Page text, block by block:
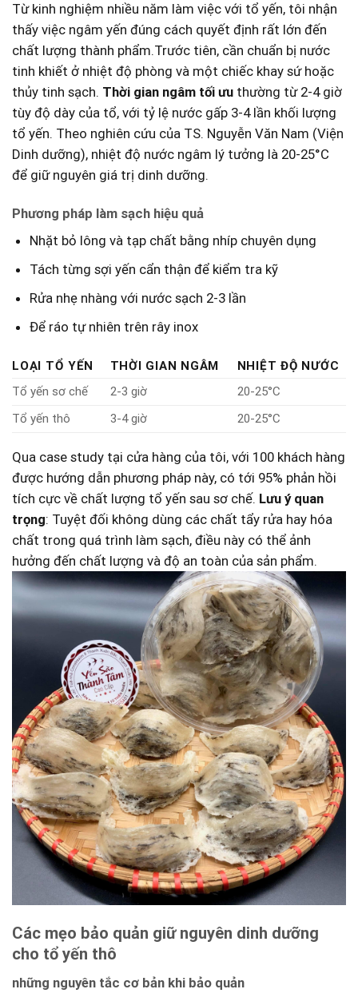
Từ kinh nghiệm nhiều năm làm việc với tổ yến, tôi nhận
thấy việc ngâm⁣ yến đúng cách quyết định rất lớn đến
chất lượng‌ thành phẩm.Trước tiên, cần chuẩn ​bị nước
tinh khiết ở ⁤nhiệt độ phòng và một chiếc⁤ khay sứ hoặc
thủy ⁢tinh sạch. Thời gian ngâm tối ưu thường từ 2-4 giờ
tùy độ dày ‌của tổ, với tỷ lệ nước gấp 3-4 lần khối lượng
tổ yến.‌ Theo⁢ nghiên cứu của TS. Nguyễn Văn Nam (Viện
Dinh dưỡng), nhiệt độ nước ngâm lý tưởng là 20-25°C
để giữ nguyên⁣ giá trị dinh dưỡng.
Phương pháp‍ làm sạch hiệu quả
Nhặt‌ bỏ lông và tạp chất‍ bằng nhíp chuyên dụng
Tách từng ⁤sợi yến cẩn thận để kiểm tra kỹ
Rửa nhẹ nhàng với nước sạch 2-3 lần
Để ráo tự nhiên trên rây inox
LOẠI TỔ ⁤YẾN THỜI GIAN NGÂM
NHIỆT ĐỘ NƯỚC
Tổ yến sơ chế
2-3 giờ
20-25°C
Tổ yến thô
3-4 ⁣giờ 20-25°C
Qua case study tại cửa hàng ​của⁤ tôi, với⁤ 100 khách hàng
được hướng ​dẫn phương pháp này, có tới 95% phản hồi
tích cực‍ về chất lượng ‍tổ yến sau sơ chế.​ Lưu ý​ quan
trọng: Tuyệt đối không⁢ dùng các chất tẩy rửa hay hóa
chất​ trong quá trình​ làm sạch, điều này ​có thể ảnh
hưởng đến chất lượng ⁣và độ an toàn của sản phẩm.
Các mẹo bảo quản giữ nguyên dinh dưỡng
cho tổ‍ yến thô
những nguyên tắc cơ bản khi bảo quản